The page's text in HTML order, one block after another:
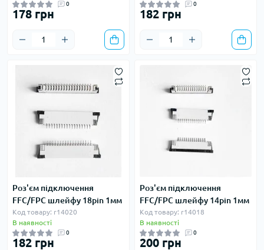
0
178 грн
0
182 грн
Роз'єм підключення
FFC/FPC шлейфу 18pin 1мм
Код товару: r14020
В наявності
0
182 грн
Роз'єм підключення
FFC/FPC шлейфу 14pin 1мм
Код товару: r14018
В наявності
0
200 грн